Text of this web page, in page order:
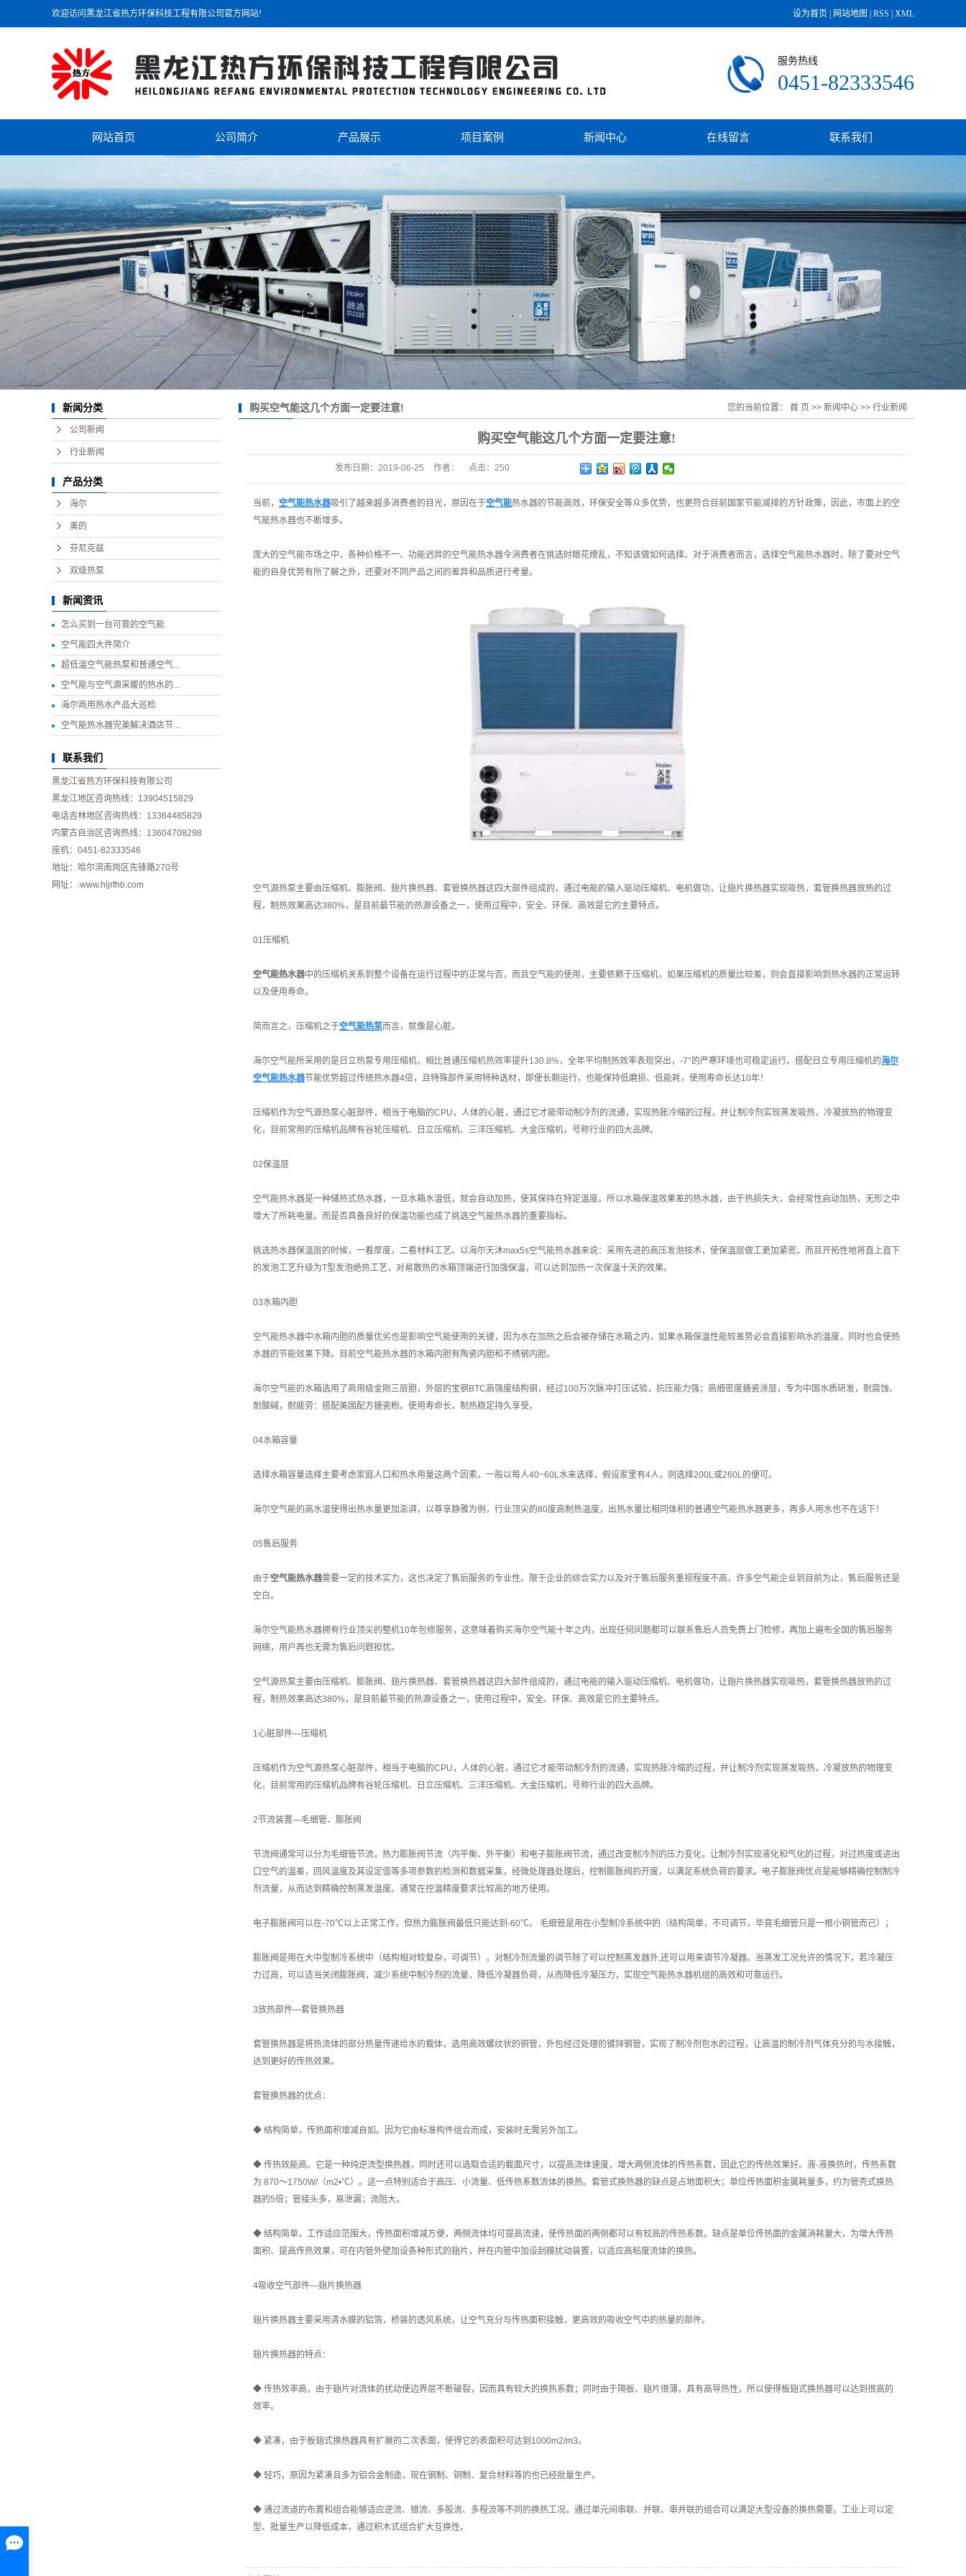
欢迎访问黑龙江省热方环保科技工程有限公司官方网站! 设为首页 网站地图 RSS XML
服务热线
0451-82333546
网站首页 公司简介
联系我们
产品展示
美的
芬尼克兹
双级热泵
项目案例
视频中心
新闻中心
行业新闻
在线留言 联系我们
新闻分类
公司新闻
行业新闻
产品分类
海尔
美的
芬尼克兹
双级热泵
新闻资讯
怎么买到一台可靠的空气能
空气能四大件简介
超低温空气能热泵和普通空气...
空气能与空气源采暖的热水的...
海尔商用热水产品大巡检
空气能热水器完美解决酒店节...
联系我们
黑龙江省热方环保科技有限公司
黑龙江地区咨询热线：13904515829
电话吉林地区咨询热线：13364485829
内蒙古自治区咨询热线：13604708298
座机：0451-82333546
地址：哈尔滨南岗区先锋路270号
网址：
www.hljrfhb.com
购买空气能这几个方面一定要注意! 您的当前位置： 首 页 >> 新闻中心 >> 行业新闻
购买空气能这几个方面一定要注意!
发布日期： 2019-06-25 作者： 点击： 250
当前， 空气能热水器吸引了越来越多消费者的目光，原因在于空气能热水器的节能高效，环保安全等众多优势，也更符合目前国家节能减排的方针政策，因此，市面上的空
气能热水器也不断增多。
庞大的空气能市场之中，各种价格不一、功能迥异的空气能热水器令消费者在挑选时眼花缭乱，不知该做如何选择。对于消费者而言，选择空气能热水器时，除了要对空气
能的自身优势有所了解之外，还要对不同产品之间的差异和品质进行考量。
空气源热泵主要由压缩机、膨胀阀、翅片换热器、套管换热器这四大部件组成的，通过电能的输入驱动压缩机、电机做功，让翅片换热器实现吸热，套管换热器放热的过
程，制热效果高达380%，是目前最节能的热源设备之一，使用过程中，安全、环保、高效是它的主要特点。
01压缩机
空气能热水器中的压缩机关系到整个设备在运行过程中的正常与否，而且空气能的使用，主要依赖于压缩机，如果压缩机的质量比较差，则会直接影响到热水器的正常运转
以及使用寿命。
简而言之，压缩机之于空气能热泵而言，就像是心脏。
海尔空气能所采用的是日立热泵专用压缩机，相比普通压缩机热效率提升130.8%，全年平均制热效率表现突出，-7°的严寒环境也可稳定运行。搭配日立专用压缩机的海尔
空气能热水器节能优势超过传统热水器4倍，且特殊部件采用特种选材，即使长期运行，也能保持低磨损、低能耗，使用寿命长达10年！
压缩机作为空气源热泵心脏部件，相当于电脑的CPU，人体的心脏，通过它才能带动制冷剂的流通，实现热胀冷缩的过程，并让制冷剂实现蒸发吸热，冷凝放热的物理变
化，目前常用的压缩机品牌有谷轮压缩机、日立压缩机、三洋压缩机、大金压缩机，号称行业的四大品牌。
02保温层
空气能热水器是一种储热式热水器，一旦水箱水温低，就会自动加热，使其保持在特定温度。所以水箱保温效果差的热水器，由于热损失大，会经常性启动加热，无形之中
增大了所耗电量。而是否具备良好的保温功能也成了挑选空气能热水器的重要指标。
挑选热水器保温层的时候，一看厚度，二看材料工艺。以海尔天沐max5s空气能热水器来说：采用先进的高压发泡技术，使保温层做工更加紧密。而且开拓性地将直上直下
的发泡工艺升级为T型发泡绝热工艺，对易散热的水箱顶端进行加强保温，可以达到加热一次保温十天的效果。
03水箱内胆
空气能热水器中水箱内胆的质量优劣也是影响空气能使用的关键，因为水在加热之后会被存储在水箱之内，如果水箱保温性能较差势必会直接影响水的温度，同时也会使热
水器的节能效果下降。目前空气能热水器的水箱内胆有陶瓷内胆和不绣钢内胆。
海尔空气能的水箱选用了商用级金刚三层胆，外层的宝钢BTC高强度结构钢，经过100万次脉冲打压试验，抗压能力强；高细密度搪瓷涂层，专为中国水质研发，耐腐蚀、
耐酸碱，耐疲劳：搭配美国配方搪瓷粉。使用寿命长，制热稳定持久享受。
04水箱容量
选择水箱容量选择主要考虑家庭人口和热水用量这两个因素。一般以每人40~60L水来选择，假设家里有4人，则选择200L或260L的便可。
海尔空气能的高水温使得出热水量更加澎湃，以尊享静雅为例，行业顶尖的80度高制热温度，出热水量比相同体积的普通空气能热水器更多，再多人用水也不在话下！
05售后服务
由于空气能热水器需要一定的技术实力，这也决定了售后服务的专业性。限于企业的综合实力以及对于售后服务重视程度不高，许多空气能企业到目前为止，售后服务还是
空白。
海尔空气能热水器拥有行业顶尖的整机10年包修服务，这意味着购买海尔空气能十年之内，出现任何问题都可以联系售后人员免费上门检修，再加上遍布全国的售后服务
网络，用户再也无需为售后问题担忧。
空气源热泵主要由压缩机、膨胀阀、翅片换热器、套管换热器这四大部件组成的，通过电能的输入驱动压缩机、电机做功，让翅片换热器实现吸热，套管换热器放热的过
程，制热效果高达380%，是目前最节能的热源设备之一，使用过程中，安全、环保、高效是它的主要特点。
1心脏部件—压缩机
压缩机作为空气源热泵心脏部件，相当于电脑的CPU，人体的心脏，通过它才能带动制冷剂的流通，实现热胀冷缩的过程，并让制冷剂实现蒸发吸热，冷凝放热的物理变
化，目前常用的压缩机品牌有谷轮压缩机、日立压缩机、三洋压缩机、大金压缩机，号称行业的四大品牌。
2节流装置—毛细管、膨胀阀
节流阀通常可以分为毛细管节流，热力膨胀阀节流（内平衡、外平衡）和电子膨胀阀节流，通过改变制冷剂的压力变化，让制冷剂实现液化和气化的过程，对过热度或进出
口空气的温差，回风温度及其设定值等多项参数的检测和数据采集，经微处理器处理后，控制膨胀阀的开度，以满足系统负荷的要求。电子膨胀阀优点是能够精确控制制冷
剂流量，从而达到精确控制蒸发温度。通常在控温精度要求比较高的地方使用。
电子膨胀阀可以在-70℃以上正常工作，但热力膨胀阀最低只能达到-60℃。 毛细管是用在小型制冷系统中的（结构简单，不可调节，毕竟毛细管只是一根小铜管而已）；
膨胀阀是用在大中型制冷系统中（结构相对较复杂，可调节），对制冷剂流量的调节除了可以控制蒸发器外,还可以用来调节冷凝器。当蒸发工况允许的情况下，若冷凝压
力过高，可以适当关闭膨胀阀，减少系统中制冷剂的流量，降低冷凝器负荷，从而降低冷凝压力，实现空气能热水器机组的高效和可靠运行。
3放热部件—套管换热器
套管换热器是将热流体的部分热量传递给水的载体，选用高效螺纹状的铜管，外包经过处理的镀锌钢管，实现了制冷剂包水的过程，让高温的制冷剂气体充分的与水接触，
达到更好的传热效果。
套管换热器的优点：
◆ 结构简单，传热面积增减自如。因为它由标准构件组合而成，安装时无需另外加工。
◆ 传热效能高。它是一种纯逆流型换热器，同时还可以选取合适的截面尺寸，以提高流体速度，增大两侧流体的传热系数，因此它的传热效果好。液-液换热时，传热系数
为 870～1750W/（m2•℃）。这一点特别适合于高压、小流量、低传热系数流体的换热。套管式换热器的缺点是占地面积大；单位传热面积金属耗量多，约为管壳式换热
器的5倍；管接头多，易泄漏；流阻大。
◆ 结构简单，工作适应范围大，传热面积增减方便，两侧流体均可提高流速，使传热面的两侧都可以有较高的传热系数。缺点是单位传热面的金属消耗量大，为增大传热
面积、提高传热效果，可在内管外壁加设各种形式的翅片，并在内管中加设刮膜扰动装置，以适应高粘度流体的换热。
4吸收空气部件—翅片换热器
翅片换热器主要采用清水膜的铝箔，桥装的透风系统，让空气充分与传热面积接触，更高效的吸收空气中的热量的部件。
翅片换热器的特点：
◆ 传热效率高，由于翅片对流体的扰动使边界层不断破裂，因而具有较大的换热系数；同时由于隔板、翅片很薄，具有高导热性，所以使得板翅式换热器可以达到很高的
效率。
◆ 紧凑，由于板翅式换热器具有扩展的二次表面，使得它的表面积可达到1000m2/m3。
◆ 轻巧，原因为紧凑且多为铝合金制造，现在钢制、铜制、复合材料等的也已经批量生产。
◆ 通过流道的布置和组合能够适应逆流、错流、多股流、多程流等不同的换热工况。通过单元间串联、并联、串并联的组合可以满足大型设备的换热需要。工业上可以定
型、批量生产以降低成本，通过积木式组合扩大互换性。